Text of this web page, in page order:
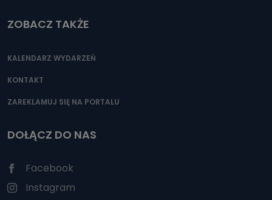
ZOBACZ TAKŻE
KALENDARZ WYDARZEŃ
KONTAKT
ZAREKLAMUJ SIĘ NA PORTALU
DOŁĄCZ DO NAS
Facebook
Instagram